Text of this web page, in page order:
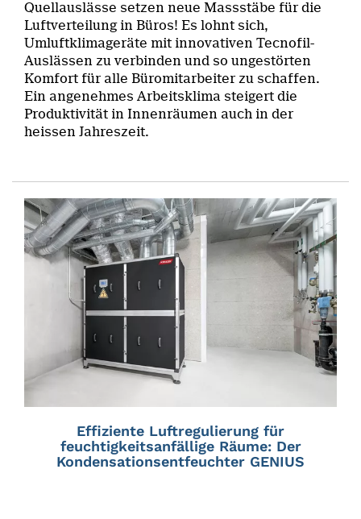
Quellauslässe setzen neue Massstäbe für die
Luftverteilung in Büros! Es lohnt sich,
Umluftklimageräte mit innovativen Tecnofil-
Auslässen zu verbinden und so ungestörten
Komfort für alle Büromitarbeiter zu schaffen.
Ein angenehmes Arbeitsklima steigert die
Produktivität in Innenräumen auch in der
heissen Jahreszeit.
Effiziente Luftregulierung für
feuchtigkeitsanfällige Räume: Der
Kondensationsentfeuchter GENIUS